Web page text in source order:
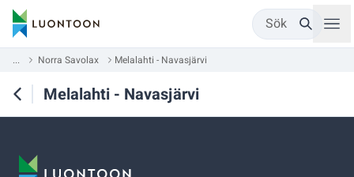
Sök
... Norra Savolax Melalahti - Navasjärvi
Melalahti - Navasjärvi